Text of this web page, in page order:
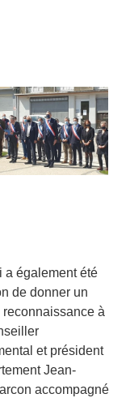
a également été
de donner un
reconnaissance à
et président
Jean-
accompagné